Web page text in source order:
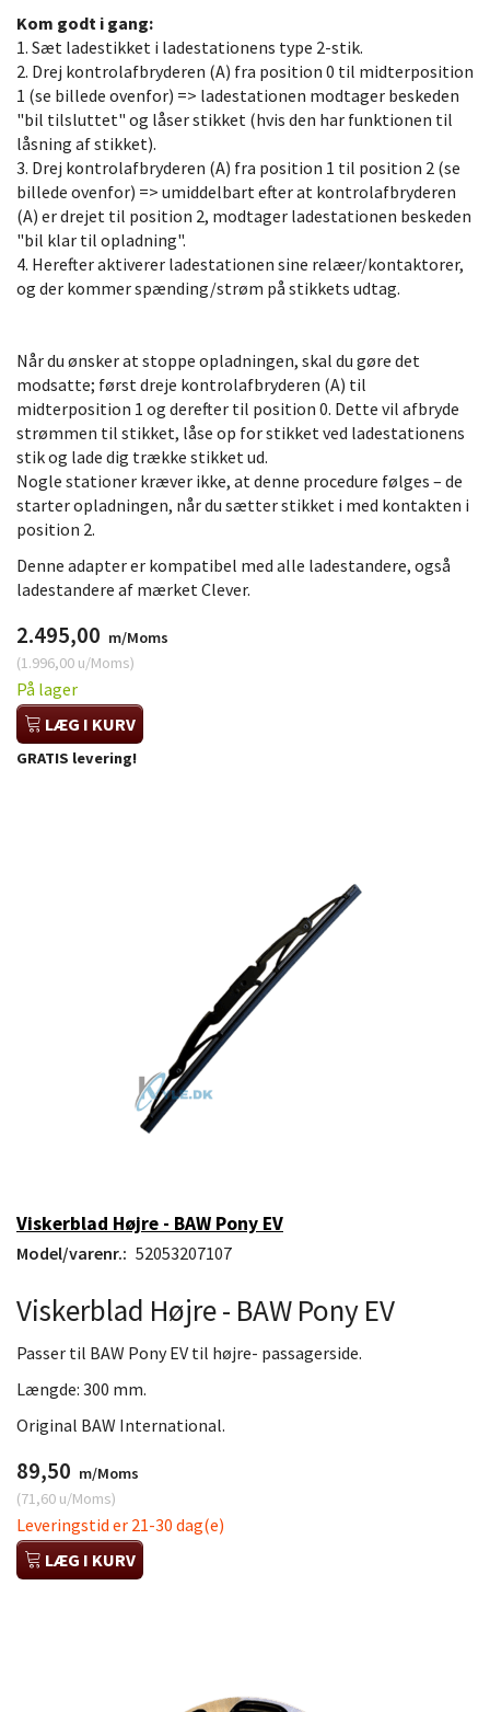
Kom godt i gang:
1. Sæt ladestikket i ladestationens type 2-stik.
2. Drej kontrolafbryderen (A) fra position 0 til midterposition
1 (se billede ovenfor) => ladestationen modtager beskeden
"bil tilsluttet" og låser stikket (hvis den har funktionen til
låsning af stikket).
3. Drej kontrolafbryderen (A) fra position 1 til position 2 (se
billede ovenfor) => umiddelbart efter at kontrolafbryderen
(A) er drejet til position 2, modtager ladestationen beskeden
"bil klar til opladning".
4. Herefter aktiverer ladestationen sine relæer/kontaktorer,
og der kommer spænding/strøm på stikkets udtag.
Når du ønsker at stoppe opladningen, skal du gøre det
modsatte; først dreje kontrolafbryderen (A) til
midterposition 1 og derefter til position 0. Dette vil afbryde
strømmen til stikket, låse op for stikket ved ladestationens
stik og lade dig trække stikket ud.
Nogle stationer kræver ikke, at denne procedure følges – de
starter opladningen, når du sætter stikket i med kontakten i
position 2.
Denne adapter er kompatibel med alle ladestandere, også
ladestandere af mærket Clever.
2.495,00 m/Moms
(1.996,00 u/Moms)
På lager
LÆG I KURV
GRATIS levering!
Viskerblad Højre - BAW Pony EV
Model/varenr.: 52053207107
Viskerblad Højre - BAW Pony EV
Passer til BAW Pony EV til højre- passagerside.
Længde: 300 mm.
Original BAW International.
89,50 m/Moms
(71,60 u/Moms)
Leveringstid er 21-30 dag(e)
LÆG I KURV